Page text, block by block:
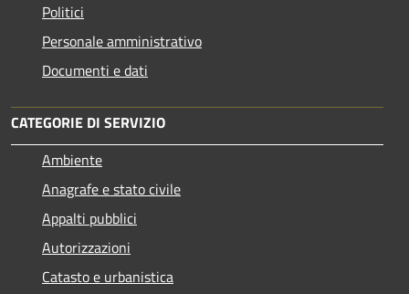
Politici
Personale amministrativo
Documenti e dati
CATEGORIE DI SERVIZIO
Ambiente
Anagrafe e stato civile
Appalti pubblici
Autorizzazioni
Catasto e urbanistica